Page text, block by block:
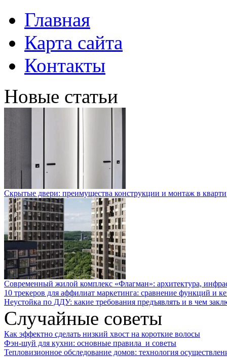
Главная
Карта сайта
Контакты
Новые статьи
Скрытые двери: преимущества конструкции и монтаж в
Современный жилой комплекс «Флагман»: архитектура,
10 трекеров для аффилиат маркетинга: сравнение функций и
Неустойка по ДДУ: какие требования предъявлять и в чем
Случайные советы
Как эффектно сделать низкий хвост на короткие волосы
Фэн-шуй для кухни: основные правила и советы
Тепловизионное обследование домов: технология